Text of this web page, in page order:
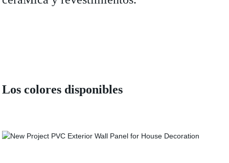
Los colores disponibles